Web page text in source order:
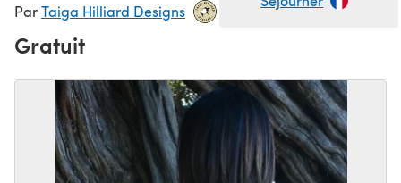
ParTaiga Hilliard Designs
Gratuit